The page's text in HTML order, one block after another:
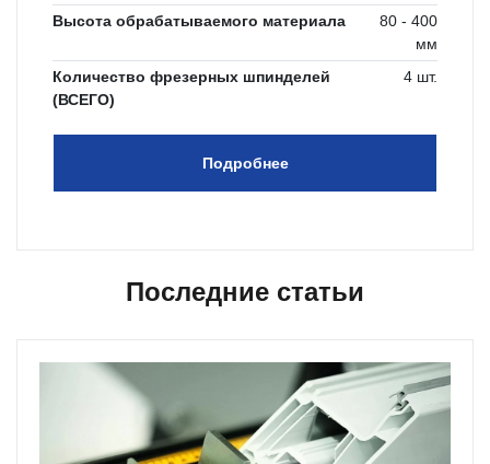
Высота обрабатываемого материала
80 - 400
мм
Количество фрезерных шпинделей
(ВСЕГО)
4 шт.
Подробнее
Последние статьи